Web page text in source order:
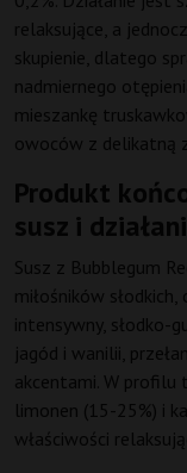
relaksujące, a
skupienie, dlatego
nadmiernego
mieszankę
owoców z delikatną
Produkt
susz i
Susz z Bubblegum
miłośników
intensywny, słodko-
jagód i wanilii,
akcentami. W profilu
limonen (15-25%) i
właściwości